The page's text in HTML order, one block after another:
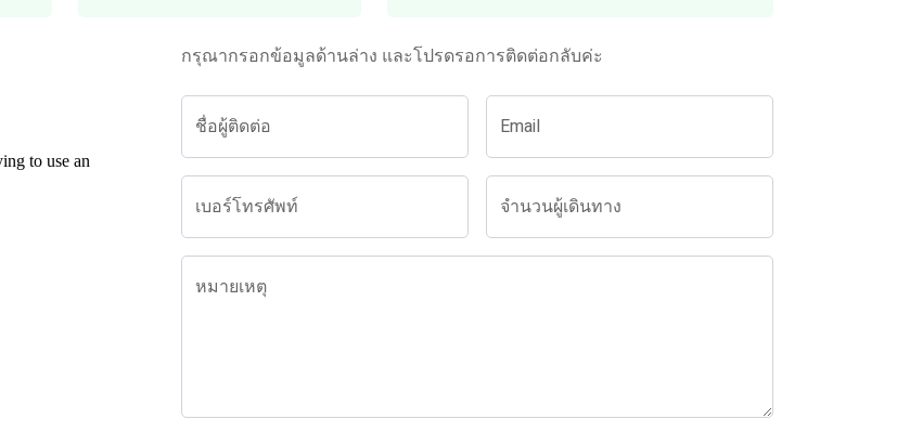
กรุณากรอกข้อมูลด้านล่าง และโปรดรอการติดต่อกลับค่ะ
ชื่อผู้ติดต่อ Email
เบอร์โทรศัพท์ จำนวนผู้เดินทาง
หมายเหตุ